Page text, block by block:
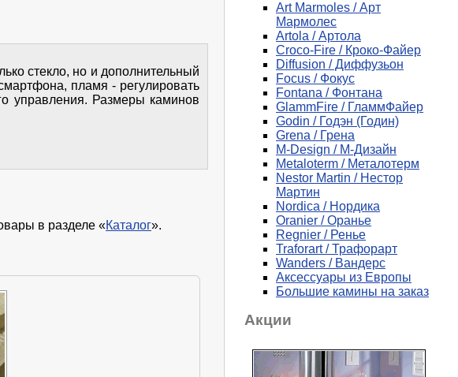
стекло, но и дополнительный
пламя - регулировать
управления. Размеры каминов
в разделе «Каталог».
Art Marmoles / Арт
Мармолес
Artola / Артола
Croco-Fire / Кроко-Файер
Diffusion / Диффузьон
Focus / Фокус
Fontana / Фонтана
GlammFire / ГламмФайер
Godin / Годэн (Годин)
Grena / Грена
M-Design / М-Дизайн
Metaloterm / Металотерм
Nestor Martin / Нестор
Мартин
Nordica / Нордика
Oranier / Оранье
Regnier / Ренье
Traforart / Трафорарт
Wanders / Вандерс
Аксессуары из Европы
Большие камины на заказ
Акции